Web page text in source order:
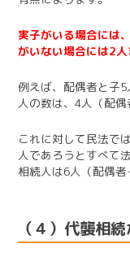
実子がいる場合には
がいない場合には2人
例えば、配偶者と子
人の数は、4人（配
これに対して民法で
人であろうとすべて
相続人は6人（配偶者
（４）代襲相